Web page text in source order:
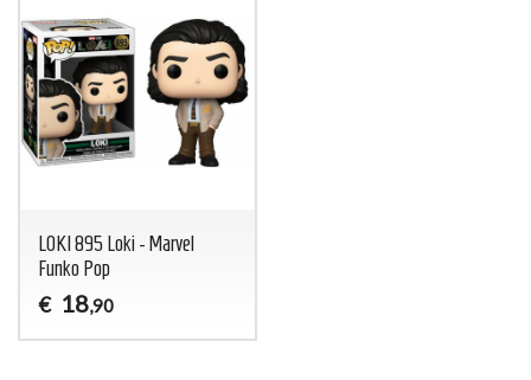
LOKI 895 Loki - Marvel
Funko Pop
€ 18,90